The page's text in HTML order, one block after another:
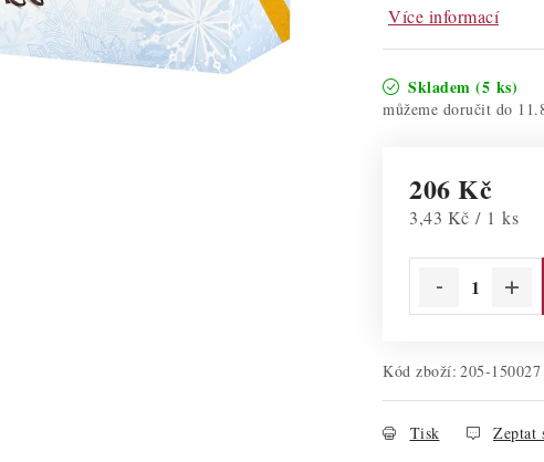
Více informací
Skladem (5 ks)
206 Kč
Měrná cena:
3,43 Kč / 1 ks
Kód zboží: 205-150027
Tisk Zeptat